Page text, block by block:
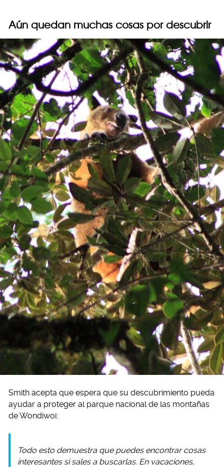
Aún quedan muchas cosas por descubrir
Smith acepta que espera que su descubrimiento pueda
ayudar a proteger al parque nacional de las montañas
de Wondiwoi:
Todo esto demuestra que puedes encontrar cosas
interesantes si sales a buscarlas. En vacaciones,